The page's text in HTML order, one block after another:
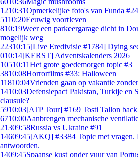
1210:31Opmerkelijke foto's van Funda
5110:20Eeuwig voortleven
810:19Weer een parkeergarage dicht in
mogelijk weg
22310:15[Live Eredivisie #1784] Dying
010:14[KERST] Adventskalenders 2026
10510:11Het grote goedemorgen topic #3
3810:08Horrorfilms #33: Halloween
11810:04Vrienden gaan op vakantie
1410:03Defensiepact Pakistan, Turkije en
clausule?
5910:03[ATP Tour] #169 Tosti Tallon
6710:00Aanbrengen mechanische
21309:58Russia vs Ukraine #91
14609:45[AKQ] #3384 Topic met vragen.
antwoorden.
1409:45Spaanse kust onder vuur van